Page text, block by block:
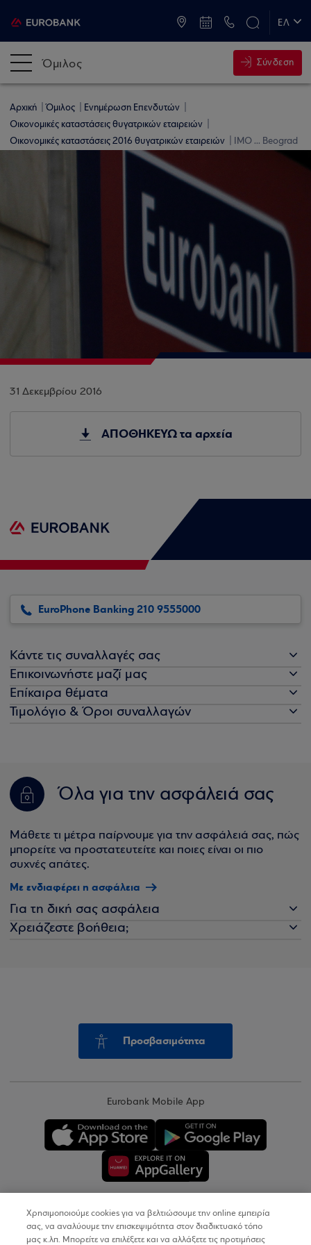
ΕΛ
Όμιλος Σύνδεση
Αρχική Όμιλος
Ενημέρωση Επενδυτών
Οικονομικές καταστάσεις θυγατρικών εταιρειών
Οικονομικές καταστάσεις 2016 θυγατρικών εταιρειών
IMO ... Beograd
31 Δεκεμβρίου 2016
ΑΠΟΘΗΚΕΥΩ τα αρχεία
EuroPhone Banking 210 9555000
Κάντε τις συναλλαγές σας
Επικοινωνήστε μαζί μας
Επίκαιρα θέματα
Τιμολόγιο & Όροι συναλλαγών
Όλα για την ασφάλειά σας
Μάθετε τι μέτρα παίρνουμε για την ασφάλειά σας, πώς
μπορείτε να προστατευτείτε και ποιες είναι οι πιο
συχνές απάτες.
Με ενδιαφέρει η ασφάλεια
Για τη δική σας ασφάλεια
Χρειάζεστε βοήθεια;
Προσβασιμότητα
Eurobank Mobile App
Copyright © 2026
Χρησιμοποιούμε cookies για να βελτιώσουμε την online εμπειρία
σας, να αναλύουμε την επισκεψιμότητα στον διαδικτυακό τόπο
μας κ.λπ. Μπορείτε να επιλέξετε και να αλλάξετε τις προτιμήσεις